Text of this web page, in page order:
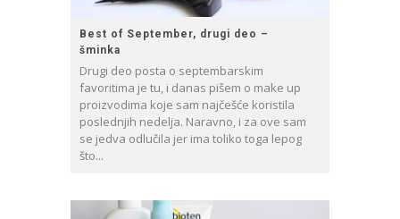
Best of September, drugi deo –
šminka
Drugi deo posta o septembarskim
favoritima je tu, i danas pišem o make up
proizvodima koje sam najčešće koristila
poslednjih nedelja. Naravno, i za ove sam
se jedva odlučila jer ima toliko toga lepog
što...